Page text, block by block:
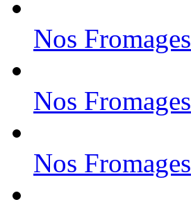
Nos Fromages
Nos Fromages
Nos Fromages